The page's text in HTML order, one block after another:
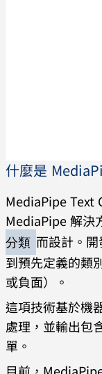
什麼是
MediaPipe Text
MediaPipe 解決
分類 而設計。
到預先定義的類
或負面）。
這項技術基於機
處理，並輸出包
單。